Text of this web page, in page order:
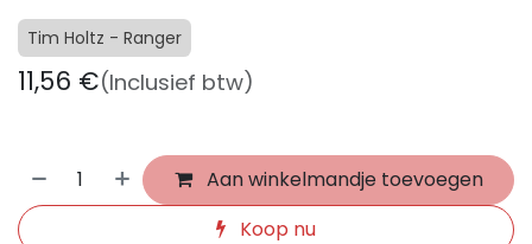
Tim Holtz - Ranger
11,56 €(Inclusief btw)
Aan winkelmandje toevoegen
Koop nu